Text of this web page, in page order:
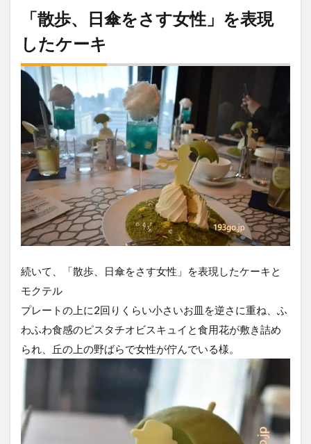
「散歩、日傘をさす女性」を表現
したケーキ
続いて、「散歩、日傘をさす女性」を表現したケーキと
モクテル
プレートの上に2回りくらい小さいお皿を逆さに重ね、ふ
わふわ食感のピスタチオビスキュイと食用花が敷き詰め
られ、丘の上の野ばらで女性が佇んでいる様。